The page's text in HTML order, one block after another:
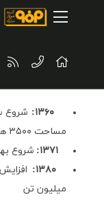
۱۳۶۰: شروع
مساحت ۳۵۰۰ هکتار
۱۳۷۱: شروع
۱۳۸۰:
میلیون تن